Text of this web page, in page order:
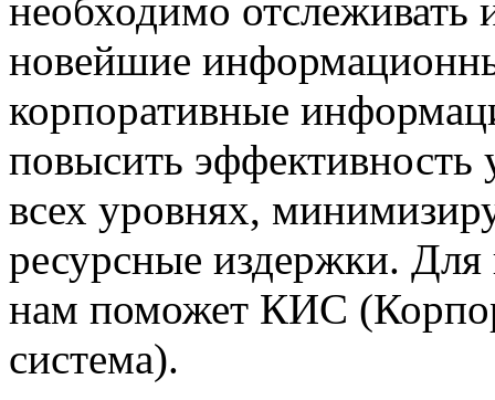
необходимо отслеживать
новейшие
корпоративные
повысить эффективность
всех уровнях,
ресурсные издержки.
нам поможет КИС
система).